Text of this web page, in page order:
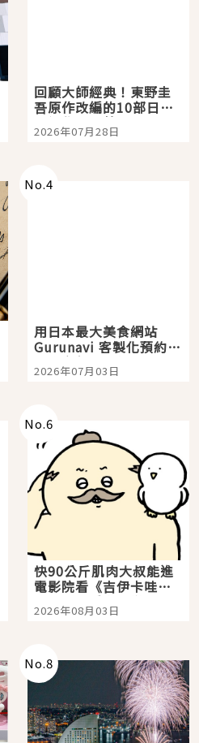
回顧大師經典！東野圭
吾原作改編的10部日本
影視作品推薦
2026年07月28日
No.4
用日本最大美食網站
Gurunavi 客製化預約九
大都市餐廳，打造專屬
美食體驗！
2026年07月03日
No.6
快90公斤肌肉大叔能進
電影院看《吉伊卡哇》
嗎？日本重金屬樂團
「打首」會長與nagano
2026年08月03日
No.8